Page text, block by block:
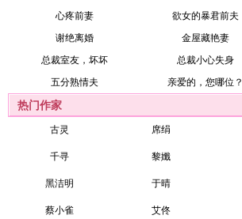
心疼前妻
欲女的暴君前夫
谢绝离婚
金屋藏艳妻
总裁室友，坏坏
总裁小心失身
五分熟情夫
亲爱的，您哪位？
热门作家
古灵 席绢
千寻 黎孅
黑洁明 于晴
蔡小雀 艾佟